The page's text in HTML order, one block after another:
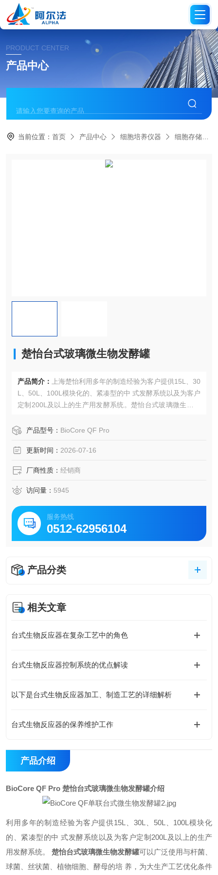
PRODUCT CENTER
产品中心
当前位置：首页 产品中心 细胞培养仪器 细胞存储及配套设备
楚怡台式玻璃微生物发酵罐
产品简介：
上海楚怡利用多年的制造经验为客户提供15L、30
L、50L、100L模块化的、紧凑型的中 式发酵系统以及为客户
定制200L及以上的生产用发酵系统。楚怡台式玻璃微生物发
植物细胞、酵母的培 养，为大生产工艺优化条件和为临床生
工、系统集成、生物反应和制 造、控制软件开发等服务。
产品型号： BioCore QF Pro
更新时间： 2026-07-16
厂商性质： 经销商
访问量： 5945
服务热线
0512-62956104
产品分类
相关文章
台式生物反应器在复杂工艺中的角色
台式生物反应器控制系统的优点解读
以下是台式生物反应器加工、制造工艺的详细解析
台式生物反应器的保养维护工作
产品介绍
BioCore QF Pro 楚怡台式玻璃微生物发酵罐介绍
利用多年的制造经验为客户提供15L、30L、50L、100L模块化
的、紧凑型的中 式发酵系统以及为客户定制200L及以上的生产
用发酵系统。 楚怡台式玻璃微生物发酵罐可以广泛使用与杆菌、
球菌、丝状菌、植物细胞、酵母的培 养，为大生产工艺优化条件